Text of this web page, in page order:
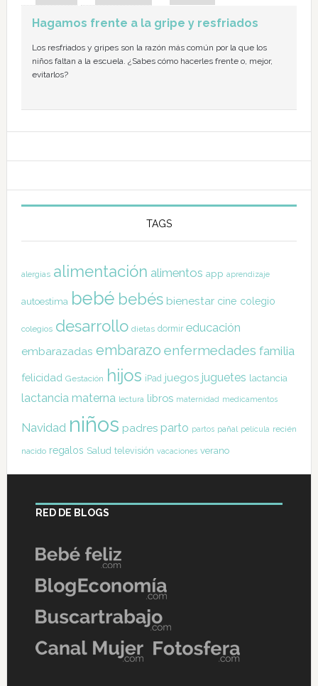
Hagamos frente a la gripe y resfriados
Los resfriados y gripes son la razón más común por la que los
niños faltan a la escuela. ¿Sabes cómo hacerles frente o, mejor,
evitarlos?
TAGS
alergias alimentación alimentos app aprendizaje
autoestima bebé bebés bienestar cine colegio
colegios desarrollo dietas dormir educación
embarazadas embarazo enfermedades familia
felicidad Gestación hijos iPad juegos juguetes lactancia
lactancia materna lectura libros maternidad medicamentos
Navidad niños padres parto partos pañal película recién
nacido regalos Salud televisión vacaciones verano
RED DE BLOGS